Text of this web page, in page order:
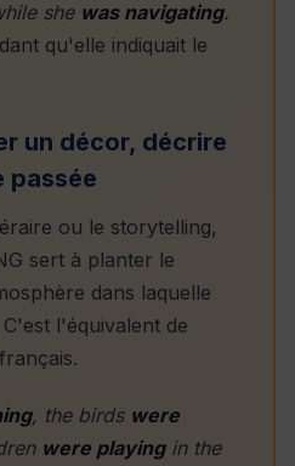
she was navigating.
qu'elle indiquait le
un décor, décrire
passée
ou le storytelling,
sert à planter le
dans laquelle
l'équivalent de
, the birds were
were playingin the